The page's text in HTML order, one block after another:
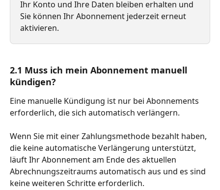
Ihr Konto und Ihre Daten bleiben erhalten und
Sie können Ihr Abonnement jederzeit erneut
aktivieren.
2.1 Muss ich mein Abonnement manuell
kündigen?
Eine manuelle Kündigung ist nur bei Abonnements
erforderlich, die sich automatisch verlängern.
Wenn Sie mit einer Zahlungsmethode bezahlt haben,
die keine automatische Verlängerung unterstützt,
läuft Ihr Abonnement am Ende des aktuellen
Abrechnungszeitraums automatisch aus und es sind
keine weiteren Schritte erforderlich.